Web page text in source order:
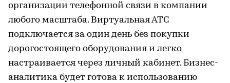
организации телефонной связи в компании
любого масштаба. Виртуальная АТС
подключается за один день без покупки
дорогостоящего оборудования и легко
настраивается через личный кабинет. Бизнес-
аналитика будет готова к использованию